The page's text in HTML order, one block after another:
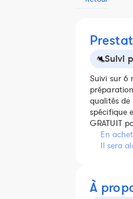
Suivi
Suivi sur 6
qualités
spécifique
GRATUIT
En
Il sera
À